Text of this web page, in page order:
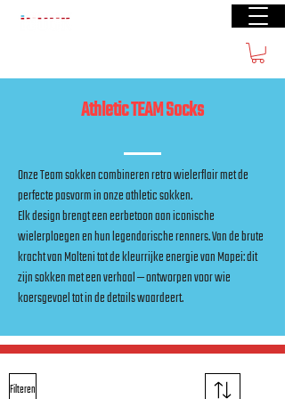
Athletic TEAM Socks
Onze Team sokken combineren retro wielerflair met de
perfecte pasvorm in onze athletic sokken.
Elk design brengt een eerbetoon aan iconische
wielerploegen en hun legendarische renners. Van de brute
kracht van Molteni tot de kleurrijke energie van Mapei: dit
zijn sokken met een verhaal — ontworpen voor wie
koersgevoel tot in de details waardeert.
Filteren